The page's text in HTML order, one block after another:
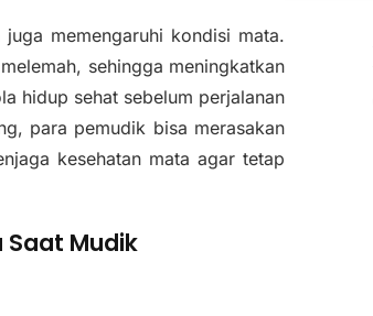
memengaruhi kondisi mata.
sehingga meningkatkan
hidup sehat sebelum perjalanan
para pemudik bisa merasakan
kesehatan mata agar tetap
Saat Mudik